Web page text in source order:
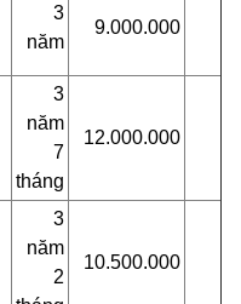
3
năm
9.000.000
3
năm
7
tháng
12.000.000
3
năm
2
10.500.000